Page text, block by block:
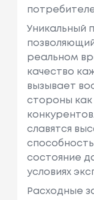
Уникальный
реальном
качество
вызывает
стороны как
славятся
состояние
условиях
Расходные